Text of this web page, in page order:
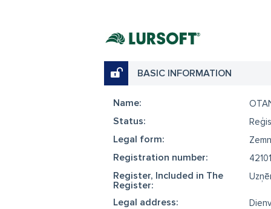
BASIC INFORMATION
Name:
Status:
Legal form:
Registration number:
Register, Included in The
Register:
Legal address: